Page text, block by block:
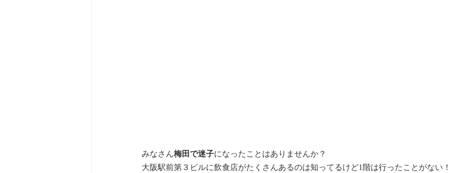
みなさん梅田で迷子になったことはありませんか？
大阪駅前第３ビルに飲食店がたくさんあるのは知ってるけど1階は行ったことがない